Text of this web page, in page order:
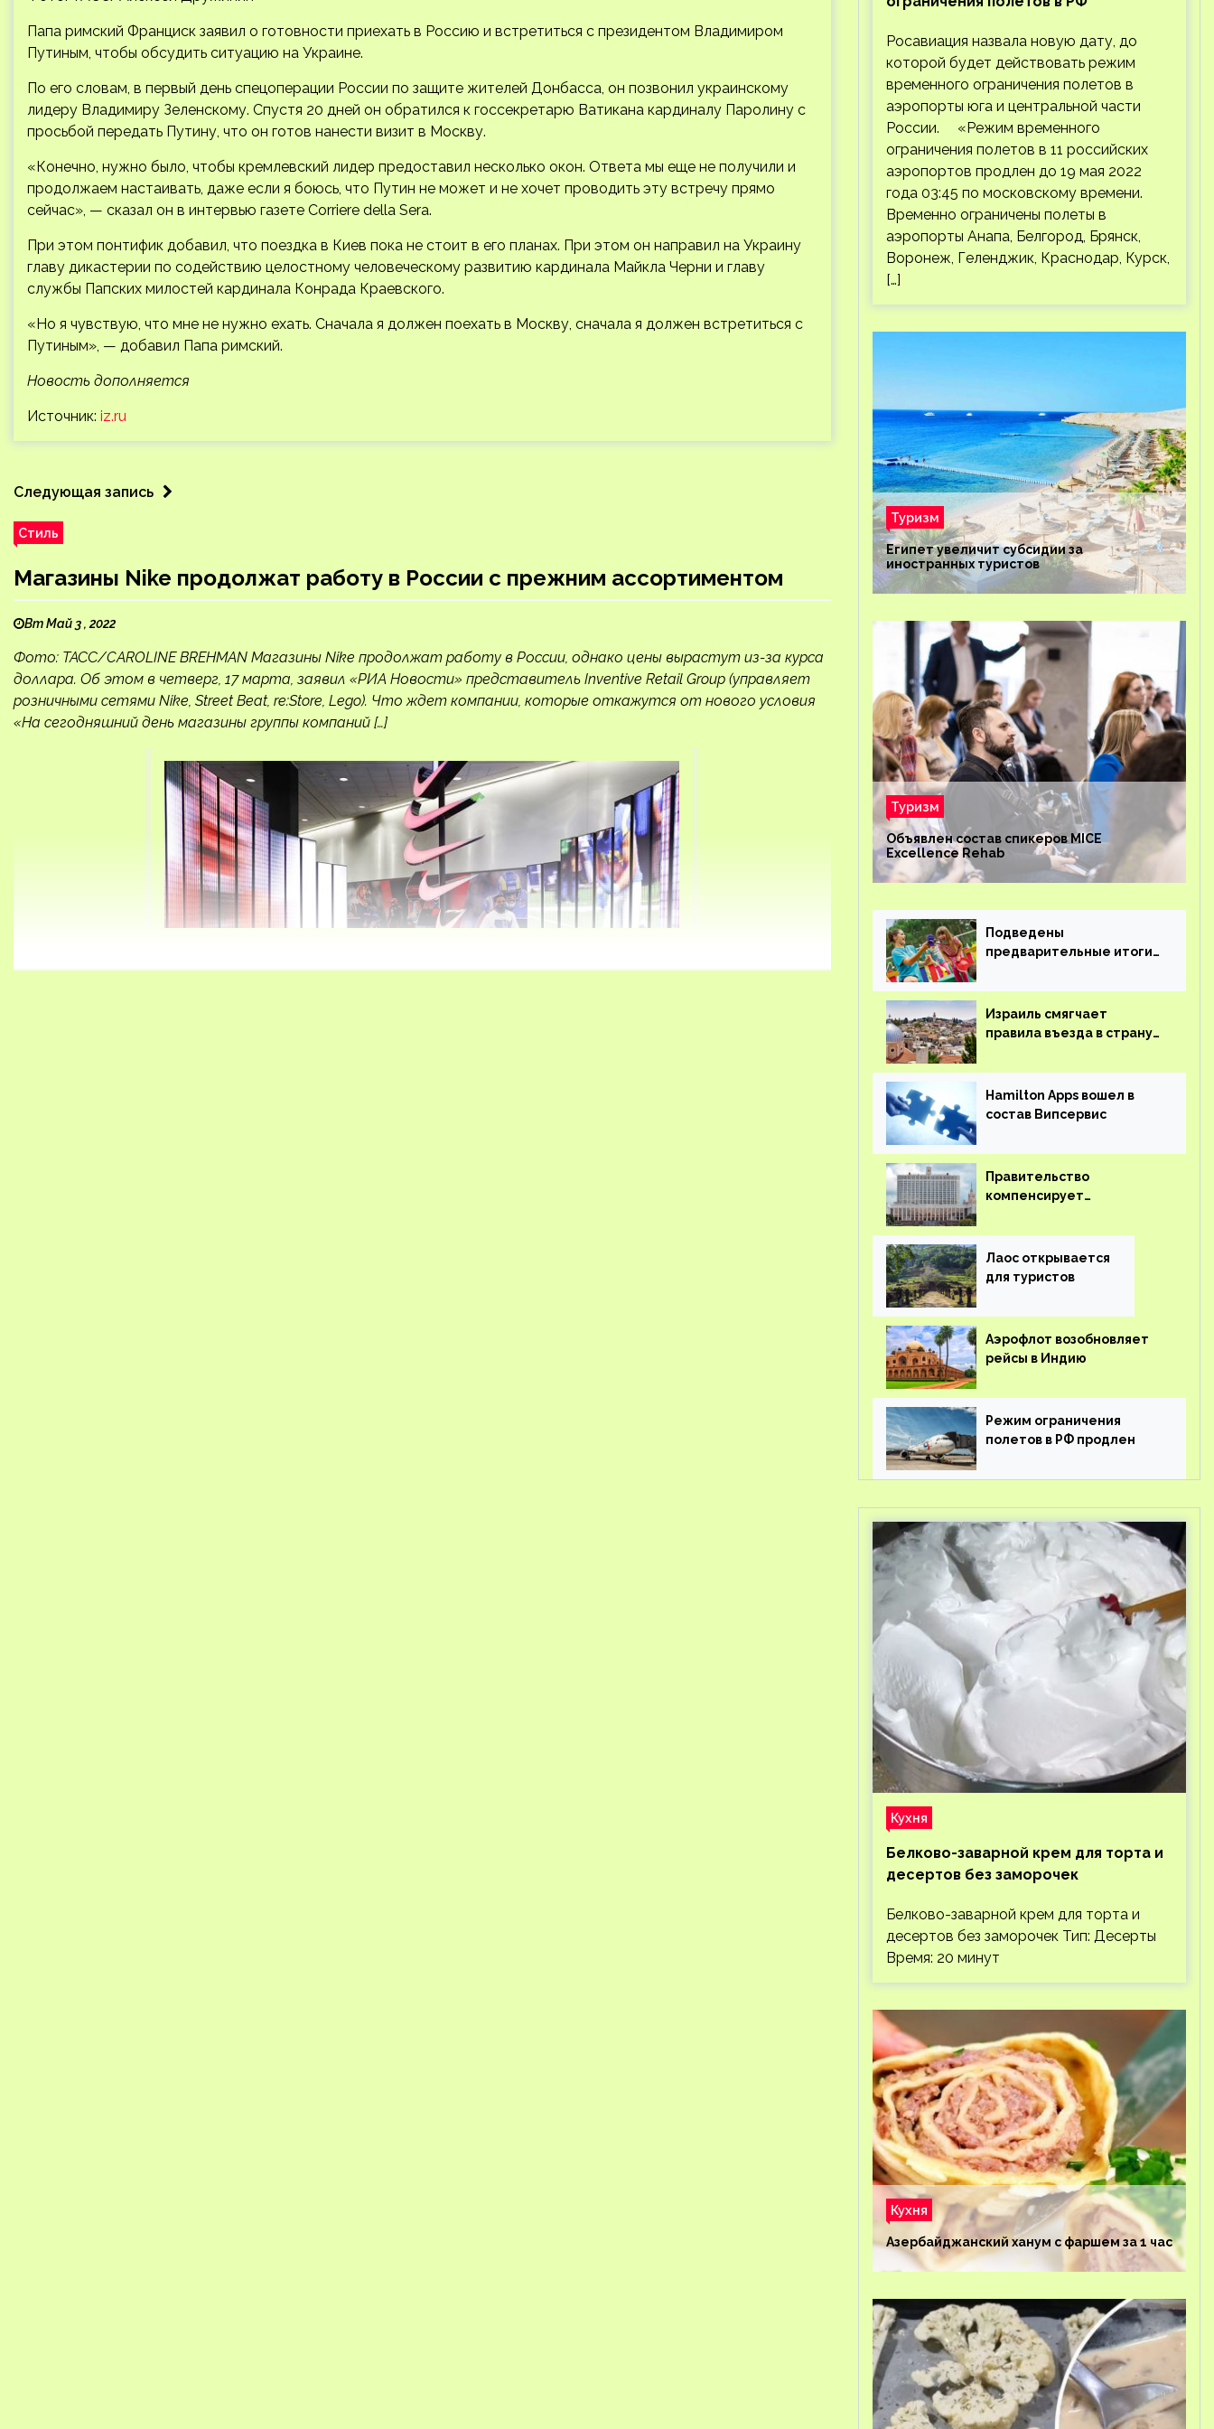
Папа римский Франциск заявил о готовности приехать в Россию и встретиться с президентом Владимиром
Путиным, чтобы обсудить ситуацию на Украине.
По его словам, в первый день спецоперации России по защите жителей Донбасса, он позвонил украинскому
лидеру Владимиру Зеленскому. Спустя 20 дней он обратился к госсекретарю Ватикана кардиналу Паролину с
просьбой передать Путину, что он готов нанести визит в Москву.
«Конечно, нужно было, чтобы кремлевский лидер предоставил несколько окон. Ответа мы еще не получили и
продолжаем настаивать, даже если я боюсь, что Путин не может и не хочет проводить эту встречу прямо
сейчас», — сказал он в интервью газете Corriere della Sera.
При этом понтифик добавил, что поездка в Киев пока не стоит в его планах. При этом он направил на Украину
главу дикастерии по содействию целостному человеческому развитию кардинала Майкла Черни и главу
службы Папских милостей кардинала Конрада Краевского.
«Но я чувствую, что мне не нужно ехать. Сначала я должен поехать в Москву, сначала я должен встретиться с
Путиным», — добавил Папа римский.
Новость дополняется
Источник: iz.ru
Следующая запись
Стиль
Магазины Nike продолжат работу в России с прежним ассортиментом
Вт Май 3 , 2022
Фото: ТАСС/CAROLINE BREHMAN Магазины Nike продолжат работу в России, однако цены вырастут из-за курса
доллара. Об этом в четверг, 17 марта, заявил «РИА Новости» представитель Inventive Retail Group (управляет
розничными сетями Nike, Street Beat, re:Store, Lego). Что ждет компании, которые откажутся от нового условия
«На сегодняшний день магазины группы компаний […]
Росавиация назвала новую дату, до
которой будет действовать режим
временного ограничения полетов в
аэропорты юга и центральной части
России. «Режим временного
ограничения полетов в 11 российских
аэропортов продлен до 19 мая 2022
года 03:45 по московскому времени.
Временно ограничены полеты в
аэропорты Анапа, Белгород, Брянск,
Воронеж, Геленджик, Краснодар, Курск,
[…]
Туризм
Египет увеличит субсидии за
иностранных туристов
Туризм
Объявлен состав спикеров MICE
Excellence Rehab
Подведены
предварительные итоги
Израиль смягчает
правила въезда в страну
Hamilton Apps вошел в
состав Випсервис
Правительство
компенсирует
на вывоз россиян из-за
рубежа
Лаос открывается
для туристов
Аэрофлот возобновляет
рейсы в Индию
Режим ограничения
полетов в РФ продлен
Кухня
Белково-заварной крем для торта и
десертов без заморочек
Белково-заварной крем для торта и
десертов без заморочек Тип: Десерты
Время: 20 минут
Кухня
Азербайджанский ханум с фаршем за 1 час